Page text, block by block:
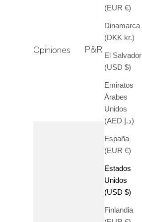
(EUR €)
Dinamarca
(DKK kr.)
El Salvador
(USD $)
Emiratos
Árabes
Unidos
(AED د.إ)
España
(EUR €)
Estados
Unidos
(USD $)
Finlandia
Opiniones P&R